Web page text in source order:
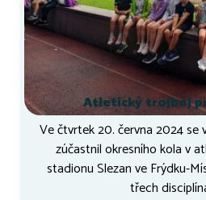
Atletický trojboj
Ve čtvrtek 20. června 2024 se
zúčastnil okresního kola v
stadionu Slezan ve Frýdku-
třech